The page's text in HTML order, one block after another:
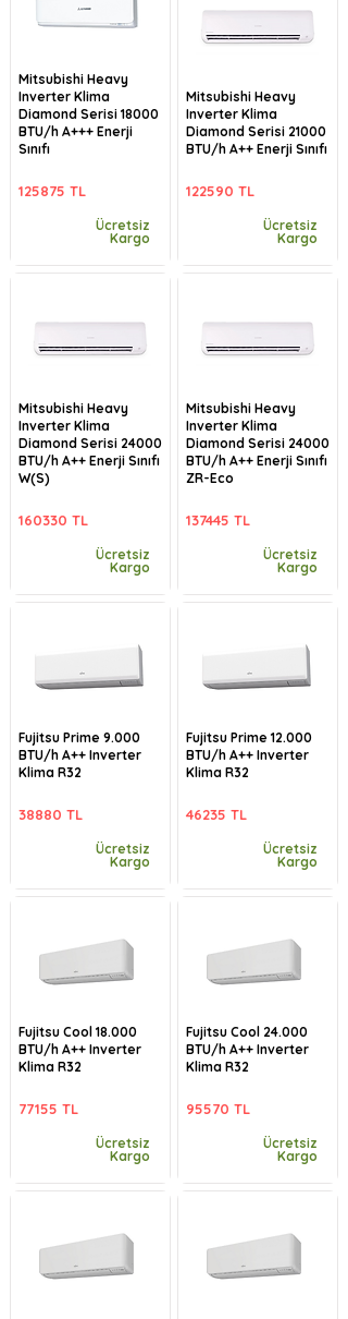
Mitsubishi Heavy
Inverter Klima
Diamond Serisi 18000
BTU/h A+++ Enerji
Sınıfı
125875 TL
Ücretsiz
Kargo
Mitsubishi Heavy
Inverter Klima
Diamond Serisi 24000
BTU/h A++ Enerji Sınıfı
W(S)
160330 TL
Ücretsiz
Kargo
Fujitsu Prime 9.000
BTU/h A++ Inverter
Klima R32
38880 TL
Ücretsiz
Kargo
Fujitsu Cool 18.000
BTU/h A++ Inverter
Klima R32
77155 TL
Ücretsiz
Kargo
Mitsubishi Heavy
Inverter Klima
Diamond Serisi 21000
BTU/h A++ Enerji Sınıfı
122590 TL
Ücretsiz
Kargo
Mitsubishi Heavy
Inverter Klima
Diamond Serisi 24000
BTU/h A++ Enerji Sınıfı
ZR-Eco
137445 TL
Ücretsiz
Kargo
Fujitsu Prime 12.000
BTU/h A++ Inverter
Klima R32
46235 TL
Ücretsiz
Kargo
Fujitsu Cool 24.000
BTU/h A++ Inverter
Klima R32
95570 TL
Ücretsiz
Kargo